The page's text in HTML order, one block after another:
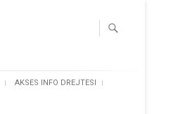
AKSES INFO DREJTESI